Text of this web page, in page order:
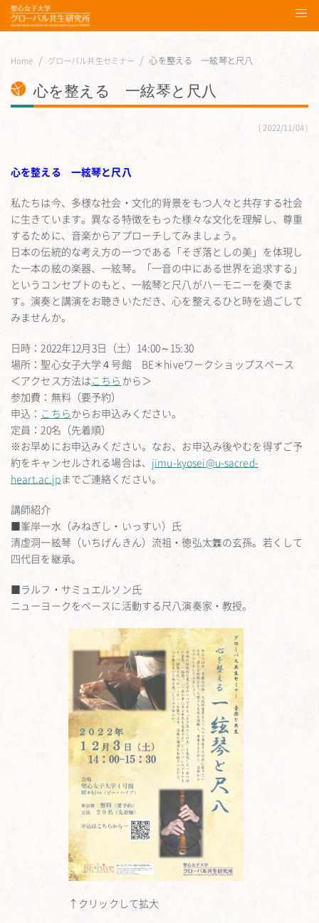
Home グローバル共生セミナー 心を整える 一絃琴と尺八
心を整える 一絃琴と尺八
2022/11/04
心を整える 一絃琴と尺八
私たちは今、多様な社会・文化的背景をもつ人々と共存する社会
に生きています。異なる特徴をもった様々な文化を理解し、尊重
するために、音楽からアプローチしてみましょう。
日本の伝統的な考え方の一つである「そぎ落としの美」を体現し
た一本の絃の楽器、一絃琴。「一音の中にある世界を追求する」
というコンセプトのもと、一絃琴と尺八がハーモニーを奏でま
す。演奏と講演をお聴きいただき、心を整えるひと時を過ごして
みませんか。
日時：2022年12月3日（土）14:00～15:30
場所：聖心女子大学４号館 BE＊hiveワークショップスペース
＜アクセス方法はこちら から＞
参加費：無料（要予約）
申込： こちらからお申込みください。
定員：20名（先着順）
※お早めにお申込みください。なお、お申込み後やむを得ずご予
約をキャンセルされる場合は、 jimu-kyosei@u-sacred-
heart.ac.jpまでご連絡ください。
講師紹介
■峯岸一水（みねぎし・いっすい）氏
清虚洞一絃琴（いちげんきん）流祖・徳弘太橆の玄孫。若くして
四代目を継承。
■ラルフ・サミュエルソン氏
ニューヨークをベースに活動する尺八演奏家・教授。
↑クリックして拡大